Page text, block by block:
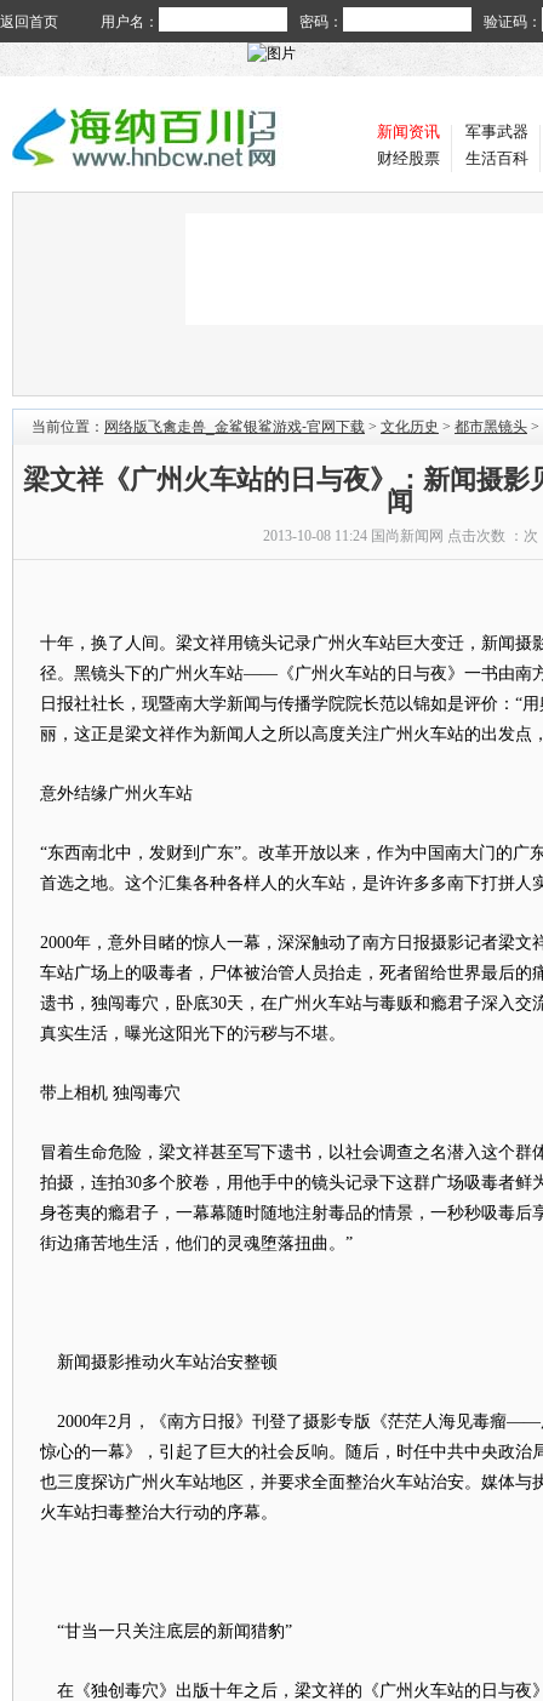
返回首页 用户名： 密码： 验证码：
新闻资讯
财经股票
军事武器
生活百科
当前位置： 网络版飞禽走兽_金鲨银鲨游戏-官网下载 > 文化历史 > 都市黑镜头 >
梁文祥《广州火车站的日与夜》：新闻摄影
闻
2013-10-08 11:24 国尚新闻网 点击次数 ： 次
十年，换了人间。梁文祥用镜头记录广州火车站巨大变迁，新闻摄
径。黑镜头下的广州火车站——《广州火车站的日与夜》一书由南
日报社社长，现暨南大学新闻与传播学院院长范以锦如是评价：“
丽，这正是梁文祥作为新闻人之所以高度关注广州火车站的出发点
意外结缘广州火车站
“东西南北中，发财到广东”。改革开放以来，作为中国南大门的广
首选之地。这个汇集各种各样人的火车站，是许许多多南下打拼人
2000年，意外目睹的惊人一幕，深深触动了南方日报摄影记者梁文
车站广场上的吸毒者，尸体被治管人员抬走，死者留给世界最后的
遗书，独闯毒穴，卧底30天，在广州火车站与毒贩和瘾君子深入交
真实生活，曝光这阳光下的污秽与不堪。
带上相机 独闯毒穴
冒着生命危险，梁文祥甚至写下遗书，以社会调查之名潜入这个群
拍摄，连拍30多个胶卷，用他手中的镜头记录下这群广场吸毒者鲜
身苍夷的瘾君子，一幕幕随时随地注射毒品的情景，一秒秒吸毒后
街边痛苦地生活，他们的灵魂堕落扭曲。”
新闻摄影推动火车站治安整顿
2000年2月，《南方日报》刊登了摄影专版《茫茫人海见毒瘤——
惊心的一幕》，引起了巨大的社会反响。随后，时任中共中央政治
也三度探访广州火车站地区，并要求全面整治火车站治安。媒体与
火车站扫毒整治大行动的序幕。
“甘当一只关注底层的新闻猎豹”
在《独创毒穴》出版十年之后，梁文祥的《广州火车站的日与夜